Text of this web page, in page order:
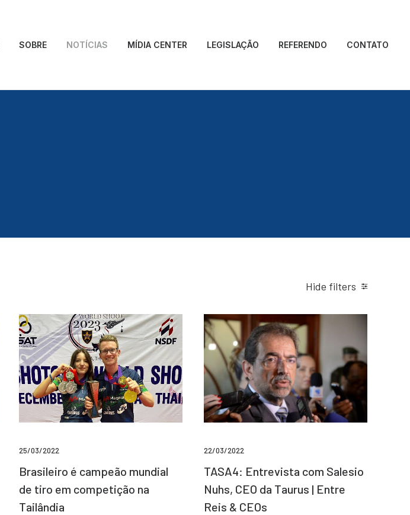
SOBRE NOTÍCIAS MÍDIA CENTER LEGISLAÇÃO REFERENDO CONTATO
Hide filters
25/03/2022
Brasileiro é campeão mundial
de tiro em competição na
Tailândia
22/03/2022
TASA4: Entrevista com Salesio
Nuhs, CEO da Taurus | Entre
Reis & CEOs